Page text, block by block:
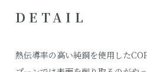
DETAIL
熱伝導率の高い純銅を使用した